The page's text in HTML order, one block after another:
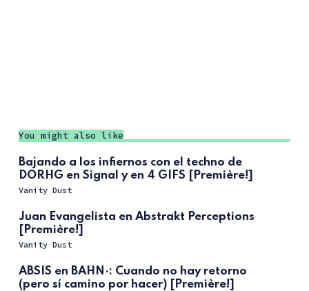
You might also like
Bajando a los infiernos con el techno de
DORHG en Signal y en 4 GIFS [Première!]
Vanity Dust
Juan Evangelista en Abstrakt Perceptions
[Première!]
Vanity Dust
ABSIS en BAHN·: Cuando no hay retorno
(pero sí camino por hacer) [Première!]